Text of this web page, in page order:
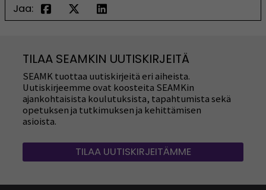
Jaa:
TILAA SEAMKIN UUTISKIRJEITÄ
SEAMK tuottaa uutiskirjeitä eri aiheista.
Uutiskirjeemme ovat koosteita SEAMKin
ajankohtaisista koulutuksista, tapahtumista sekä
opetuksen ja tutkimuksen ja kehittämisen
asioista.
TILAA UUTISKIRJEITÄMME